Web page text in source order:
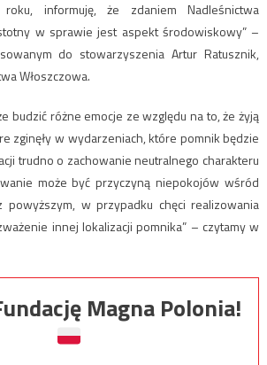
informuję, że zdaniem Nadleśnictwa
w sprawie jest aspekt środowiskowy” –
do stowarzyszenia Artur Ratusznik,
Włoszczowa.
budzić różne emocje ze względu na to, że żyją
zginęły w wydarzeniach, które pomnik będzie
trudno o zachowanie neutralnego charakteru
może być przyczyną niepokojów wśród
powyższym, w przypadku chęci realizowania
innej lokalizacji pomnika” – czytamy w
Magna Polonia!